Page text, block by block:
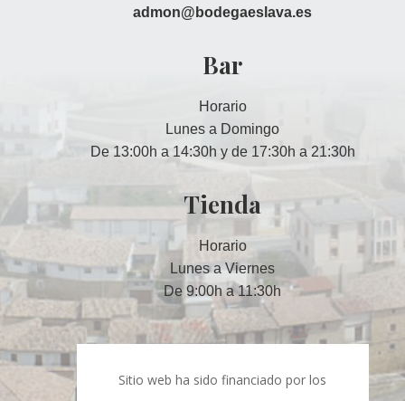
admon@bodegaeslava.es
Bar
Horario
Lunes a Domingo
De 13:00h a 14:30h y de 17:30h a 21:30h
Tienda
Horario
Lunes a Viernes
De 9:00h a 11:30h
Sitio web ha sido financiado por los